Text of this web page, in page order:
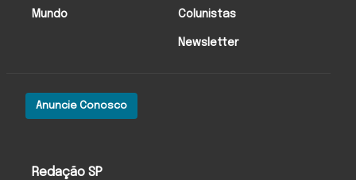
Redação SP
Anuncie Conosco
Mundo Colunistas
Newsletter